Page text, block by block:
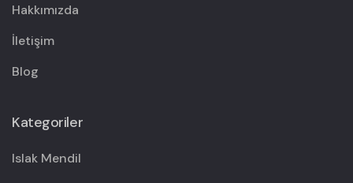
Hakkımızda
İletişim
Blog
Kategoriler
Islak Mendil